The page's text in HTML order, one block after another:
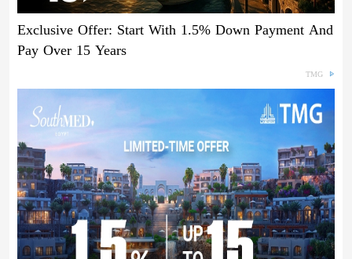
Exclusive Offer: Start With 1.5% Down Payment And
Pay Over 15 Years
TMG